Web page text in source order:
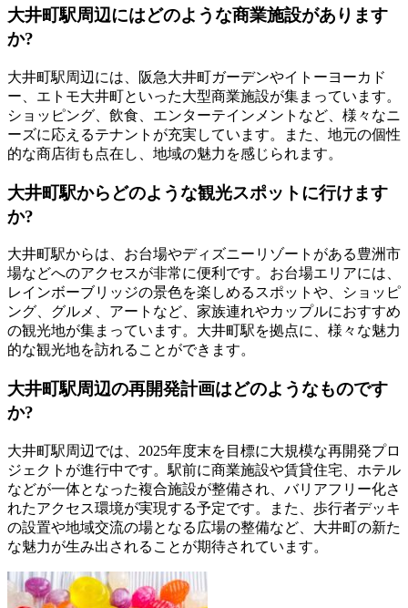
大井町駅周辺にはどのような商業施設があります
か?
大井町駅周辺には、阪急大井町ガーデンやイトーヨーカド
ー、エトモ大井町といった大型商業施設が集まっています。
ショッピング、飲食、エンターテインメントなど、様々なニ
ーズに応えるテナントが充実しています。また、地元の個性
的な商店街も点在し、地域の魅力を感じられます。
大井町駅からどのような観光スポットに行けます
か?
大井町駅からは、お台場やディズニーリゾートがある豊洲市
場などへのアクセスが非常に便利です。お台場エリアには、
レインボーブリッジの景色を楽しめるスポットや、ショッピ
ング、グルメ、アートなど、家族連れやカップルにおすすめ
の観光地が集まっています。大井町駅を拠点に、様々な魅力
的な観光地を訪れることができます。
大井町駅周辺の再開発計画はどのようなものです
か?
大井町駅周辺では、2025年度末を目標に大規模な再開発プロ
ジェクトが進行中です。駅前に商業施設や賃貸住宅、ホテル
などが一体となった複合施設が整備され、バリアフリー化さ
れたアクセス環境が実現する予定です。また、歩行者デッキ
の設置や地域交流の場となる広場の整備など、大井町の新た
な魅力が生み出されることが期待されています。